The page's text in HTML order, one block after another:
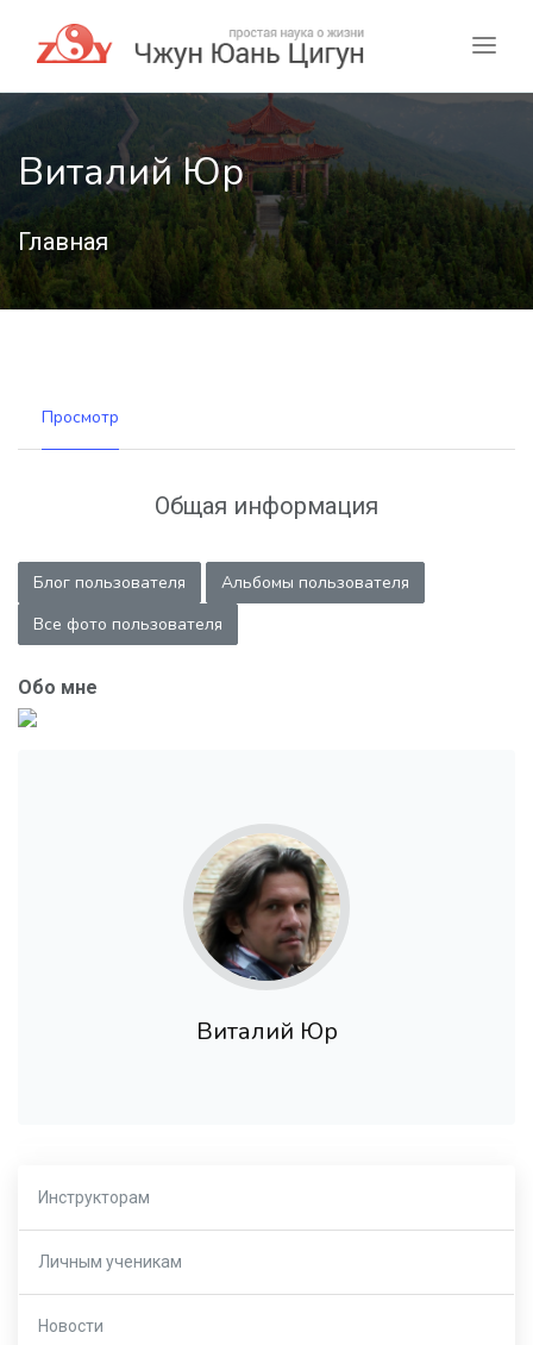
Виталий Юр
Главная
Просмотр
Общая информация
Блог пользователя
Альбомы пользователя
Все фото пользователя
Обо мне
Виталий Юр
Инструкторам
Личным ученикам
Новости